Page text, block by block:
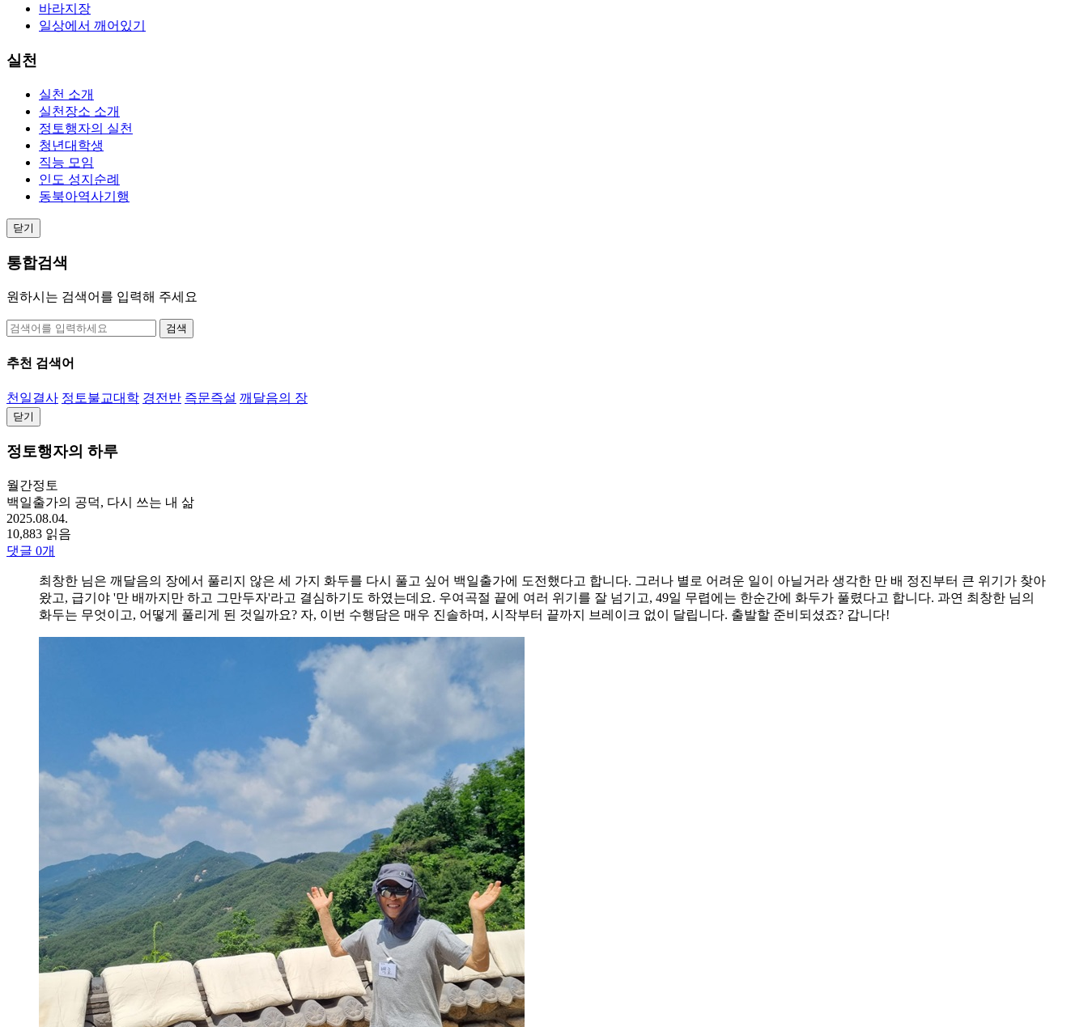
바라지장
일상에서 깨어있기
실천
실천 소개
실천장소 소개
정토행자의 실천
청년대학생
직능 모임
인도 성지순례
동북아역사기행
닫기
통합검색
원하시는 검색어를 입력해 주세요
검색
추천 검색어
천일결사 정토불교대학 경전반 즉문즉설 깨달음의 장
닫기
정토행자의 하루
월간정토
백일출가의 공덕, 다시 쓰는 내 삶
2025.08.04.
10,883 읽음
댓글 0개
최창한 님은 깨달음의 장에서 풀리지 않은 세 가지 화두를 다시 풀고 싶어 백일출가에 도전했다고 합니다. 그러나 별로 어려운 일이 아닐거라 생각한 만 배 정진부터 큰 위기가 찾아
왔고, 급기야 '만 배까지만 하고 그만두자'라고 결심하기도 하였는데요. 우여곡절 끝에 여러 위기를 잘 넘기고, 49일 무렵에는 한순간에 화두가 풀렸다고 합니다. 과연 최창한 님의
화두는 무엇이고, 어떻게 풀리게 된 것일까요? 자, 이번 수행담은 매우 진솔하며, 시작부터 끝까지 브레이크 없이 달립니다. 출발할 준비되셨죠? 갑니다!